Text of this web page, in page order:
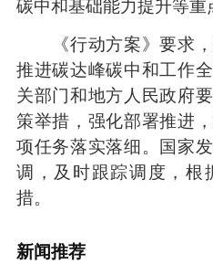
碳中和基础能力提升等重
《行动方案》要求，
推进碳达峰碳中和工作
关部门和地方人民政府
策举措，强化部署推进
项任务落实落细。国家
调，及时跟踪调度，根
措。
新闻推荐